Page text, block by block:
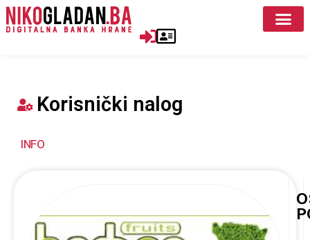
Korisnički nalog
INFO